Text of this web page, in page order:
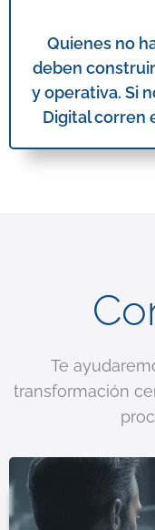
Quienes no
deben
y operativa. Si n
Digital corren
Te
transformación